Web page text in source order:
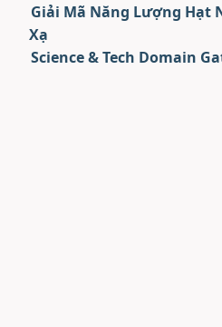
Giải Mã Năng Lượng Hạt
Xạ
Science & Tech Domain